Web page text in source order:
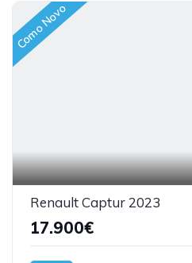
Como Novo
Renault Captur 2023
17.900€